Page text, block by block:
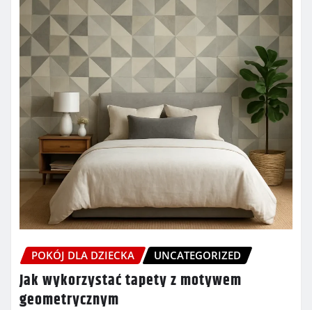
POKÓJ DLA DZIECKA UNCATEGORIZED
Jak wykorzystać tapety z motywem
geometrycznym